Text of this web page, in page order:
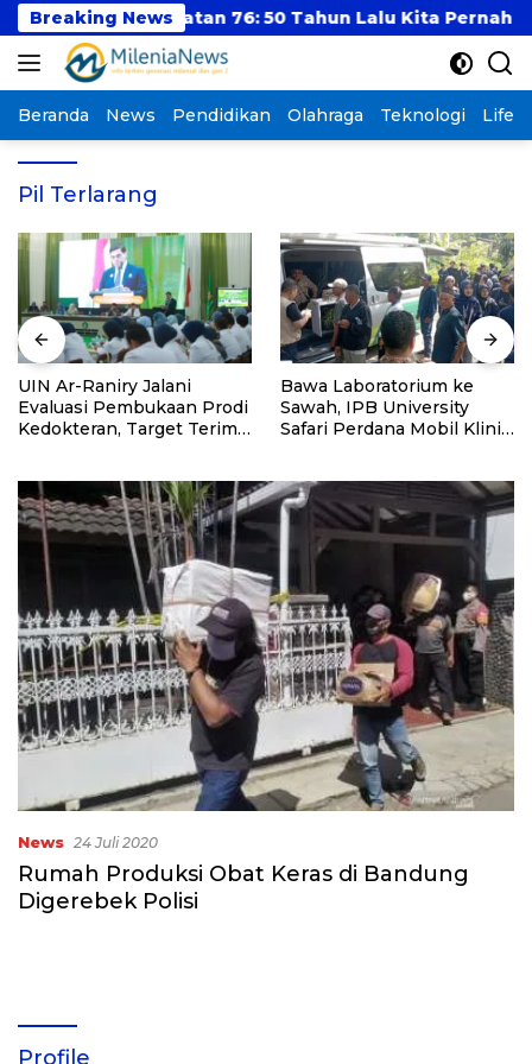
Langsung
ke
konten
Breaking News
Angkatan 76: 50 Tahun Lalu Kita Pernah
Beranda News Pendidikan Olahraga Teknologi
Pil Terlarang
UIN Ar-Raniry Jalani
Evaluasi Pembukaan Prodi
Kedokteran, Target Terima
Bawa Laboratorium ke
Sawah, IPB University
Safari Perdana Mobil Klinik
News 24 Juli 2020
Rumah Produksi Obat Keras di Bandung
Digerebek Polisi
Profile